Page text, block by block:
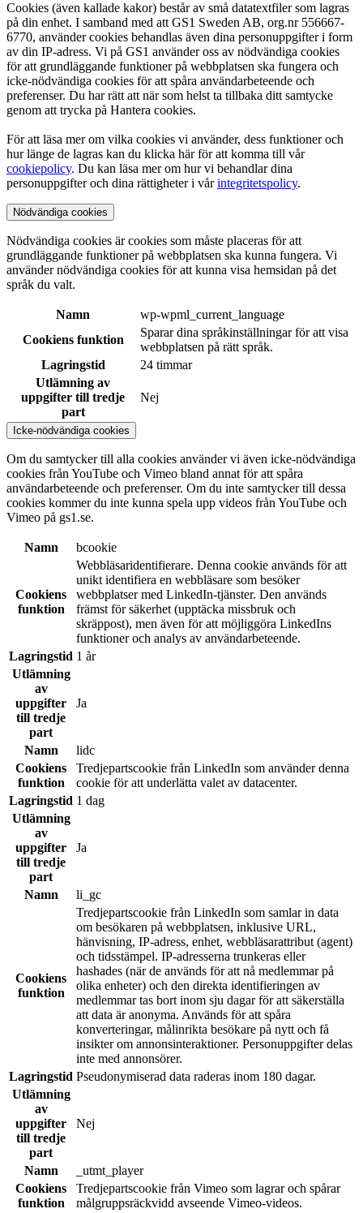
Cookies (även kallade kakor) består av små datatextfiler som lagras
på din enhet. I samband med att GS1 Sweden AB, org.nr 556667-
6770, använder cookies behandlas även dina personuppgifter i form
av din IP-adress. Vi på GS1 använder oss av nödvändiga cookies
för att grundläggande funktioner på webbplatsen ska fungera och
icke-nödvändiga cookies för att spåra användarbeteende och
preferenser. Du har rätt att när som helst ta tillbaka ditt samtycke
genom att trycka på Hantera cookies.
För att läsa mer om vilka cookies vi använder, dess funktioner och
hur länge de lagras kan du klicka här för att komma till vår
cookiepolicy. Du kan läsa mer om hur vi behandlar dina
personuppgifter och dina rättigheter i vårintegritetspolicy.
Nödvändiga cookies
Nödvändiga cookies är cookies som måste placeras för att
grundläggande funktioner på webbplatsen ska kunna fungera. Vi
använder nödvändiga cookies för att kunna visa hemsidan på det
språk du valt.
Namn
wp-wpml_current_language
Cookiens funktion
Sparar dina språkinställningar för att visa
webbplatsen på rätt språk.
Lagringstid
24 timmar
Utlämning av
uppgifter till tredje
part
Nej
Icke-nödvändiga cookies
Om du samtycker till alla cookies använder vi även icke-nödvändiga
cookies från YouTube och Vimeo bland annat för att spåra
användarbeteende och preferenser. Om du inte samtycker till dessa
cookies kommer du inte kunna spela upp videos från YouTube och
Vimeo på gs1.se.
Namn bcookie
Cookiens
funktion
Webbläsaridentifierare. Denna cookie används för att
unikt identifiera en webbläsare som besöker
webbplatser med LinkedIn-tjänster. Den används
främst för säkerhet (upptäcka missbruk och
skräppost), men även för att möjliggöra LinkedIns
funktioner och analys av användarbeteende.
Lagringstid 1 år
Utlämning
av
uppgifter
till tredje
part
Ja
Namn
lidc
Cookiens
funktion
Tredjepartscookie från LinkedIn som använder denna
cookie för att underlätta valet av datacenter.
Lagringstid 1 dag
Utlämning
av
uppgifter
till tredje
part
Ja
Namn li_gc
Cookiens
funktion
Tredjepartscookie från LinkedIn som samlar in data
om besökaren på webbplatsen, inklusive URL,
hänvisning, IP-adress, enhet, webbläsarattribut (agent)
och tidsstämpel. IP-adresserna trunkeras eller
hashades (när de används för att nå medlemmar på
olika enheter) och den direkta identifieringen av
medlemmar tas bort inom sju dagar för att säkerställa
att data är anonyma. Används för att spåra
konverteringar, målinrikta besökare på nytt och få
insikter om annonsinteraktioner. Personuppgifter delas
inte med annonsörer.
Lagringstid Pseudonymiserad data raderas inom 180 dagar.
Utlämning
av
uppgifter
till tredje
part
Nej
Namn
_utmt_player
Cookiens
funktion
Tredjepartscookie från Vimeo som lagrar och spårar
målgruppsräckvidd avseende Vimeo-videos.